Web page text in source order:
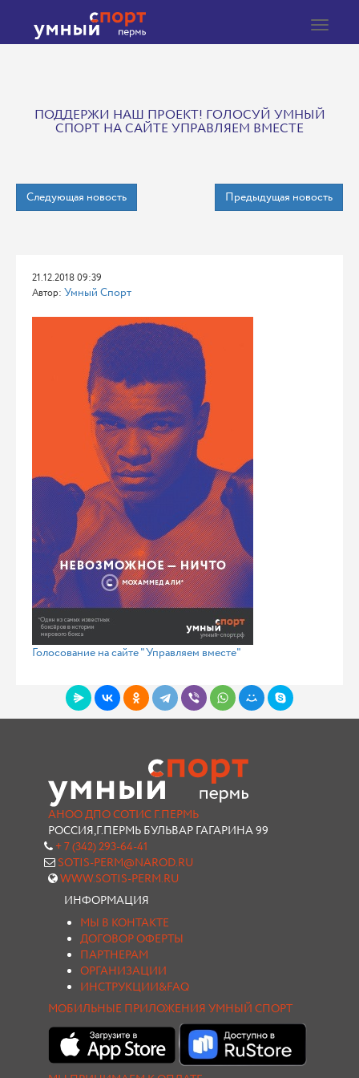
Toggle
ПОДДЕРЖИ НАШ ПРОЕКТ! ГОЛОСУЙ УМНЫЙ
СПОРТ НА САЙТЕ УПРАВЛЯЕМ ВМЕСТЕ
Следующая новость Предыдущая новость
21.12.2018 09:39
Автор: Умный Спорт
Голосование на сайте "Управляем вместе"
АНОО ДПО СОТИС Г.ПЕРМЬ
РОССИЯ,Г.ПЕРМЬ БУЛЬВАР ГАГАРИНА 99
+ 7 (342) 293-64-41
SOTIS-PERM@NAROD.RU
WWW.SOTIS-PERM.RU
ИНФОРМАЦИЯ
МЫ В КОНТАКТЕ
ДОГОВОР ОФЕРТЫ
ПАРТНЕРАМ
ОРГАНИЗАЦИИ
ИНСТРУКЦИИ&FAQ
МОБИЛЬНЫЕ ПРИЛОЖЕНИЯ УМНЫЙ СПОРТ